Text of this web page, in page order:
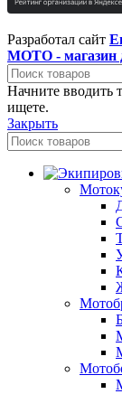
Разработал сайт
МОТО - магазин
Начните вводить
ищете.
Закрыть